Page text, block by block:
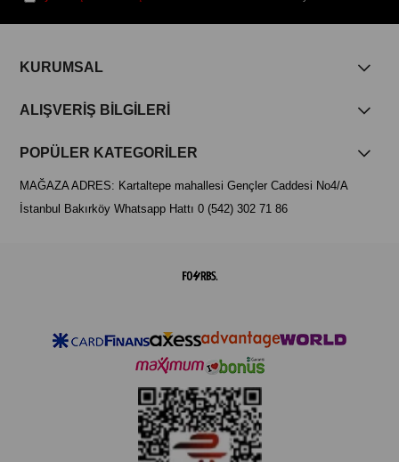
KURUMSAL
ALIŞVERİŞ BİLGİLERİ
POPÜLER KATEGORİLER
MAĞAZA ADRES: Kartaltepe mahallesi Gençler Caddesi No4/A
İstanbul Bakırköy Whatsapp Hattı 0 (542) 302 71 86